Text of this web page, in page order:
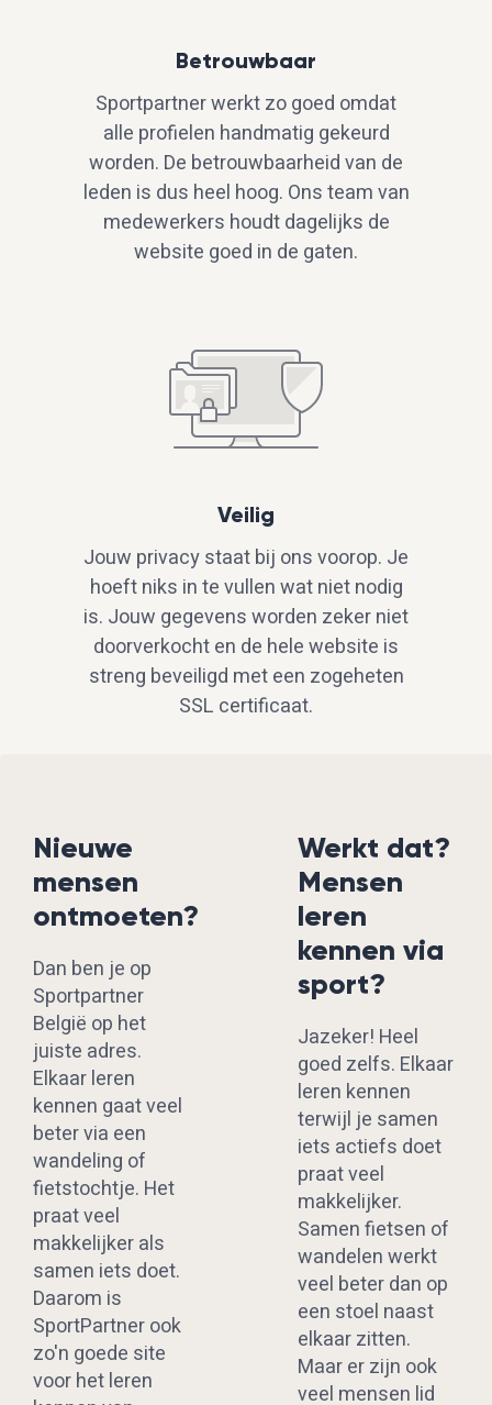
Betrouwbaar
Sportpartner werkt zo goed omdat
alle profielen handmatig gekeurd
worden. De betrouwbaarheid van de
leden is dus heel hoog. Ons team van
medewerkers houdt dagelijks de
website goed in de gaten.
Veilig
Jouw privacy staat bij ons voorop. Je
hoeft niks in te vullen wat niet nodig
is. Jouw gegevens worden zeker niet
doorverkocht en de hele website is
streng beveiligd met een zogeheten
SSL certificaat.
Nieuwe
mensen
ontmoeten?
Dan ben je op
Sportpartner
België op het
juiste adres.
Elkaar leren
kennen gaat veel
beter via een
wandeling of
fietstochtje. Het
praat veel
makkelijker als
samen iets doet.
Daarom is
SportPartner ook
zo'n goede site
voor het leren
Werkt dat?
Mensen
leren
kennen via
sport?
Jazeker! Heel
goed zelfs. Elkaar
leren kennen
terwijl je samen
iets actiefs doet
praat veel
makkelijker.
Samen fietsen of
wandelen werkt
veel beter dan op
een stoel naast
elkaar zitten.
Maar er zijn ook
veel mensen lid